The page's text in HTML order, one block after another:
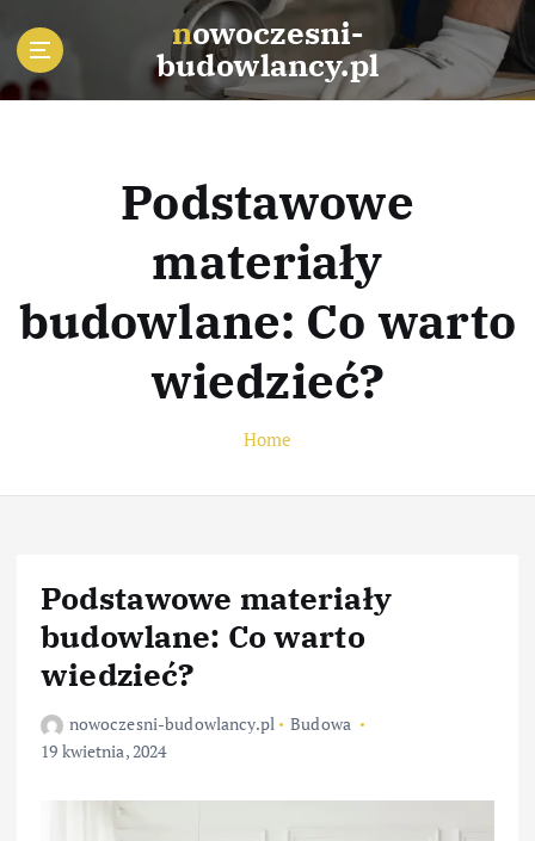
p
nowoczesni-
budowlancy.pl
Podstawowe
materiały
budowlane: Co warto
wiedzieć?
Home
Podstawowe materiały
budowlane: Co warto
wiedzieć?
nowoczesni-budowlancy.pl
Budowa
19 kwietnia, 2024